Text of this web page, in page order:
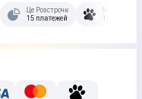
Це Розстрочка
15 платежей
10